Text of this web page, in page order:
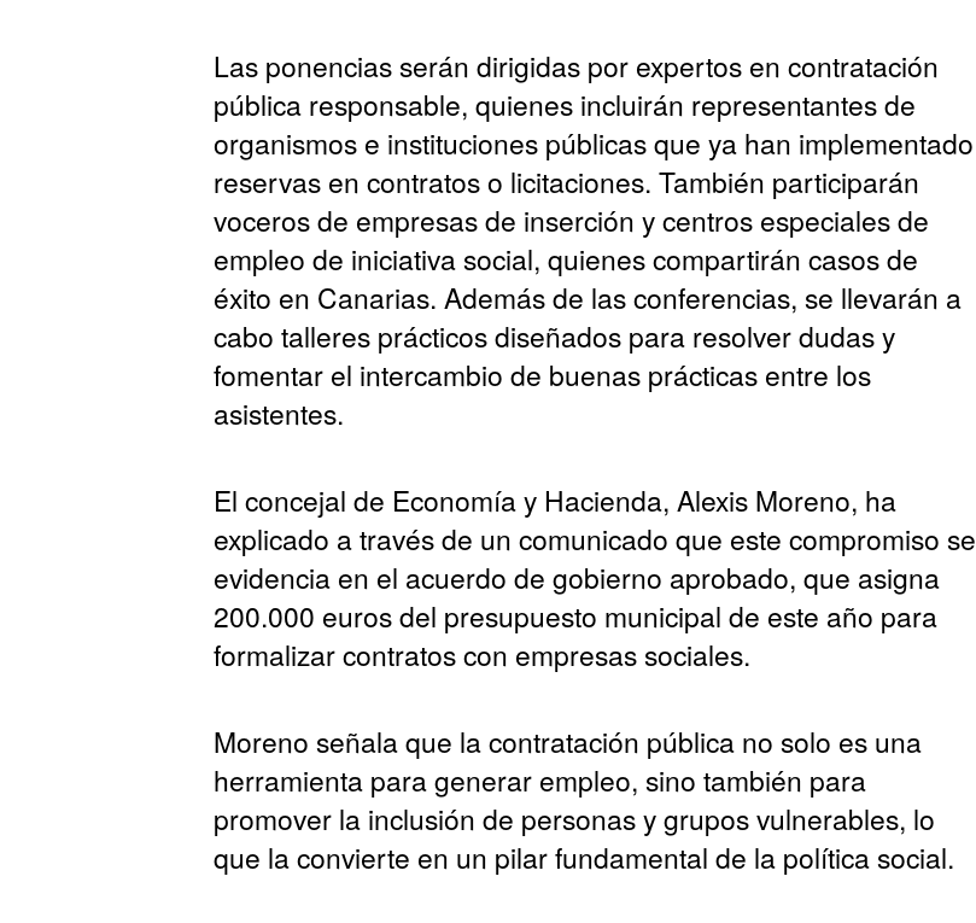
Las ponencias serán dirigidas por expertos en contratación
pública responsable, quienes incluirán representantes de
organismos e instituciones públicas que ya han implementado
reservas en contratos o licitaciones. También participarán
voceros de empresas de inserción y centros especiales de
empleo de iniciativa social, quienes compartirán casos de
éxito en Canarias. Además de las conferencias, se llevarán a
cabo talleres prácticos diseñados para resolver dudas y
fomentar el intercambio de buenas prácticas entre los
asistentes.
El concejal de Economía y Hacienda, Alexis Moreno, ha
explicado a través de un comunicado que este compromiso se
evidencia en el acuerdo de gobierno aprobado, que asigna
200.000 euros del presupuesto municipal de este año para
formalizar contratos con empresas sociales.
Moreno señala que la contratación pública no solo es una
herramienta para generar empleo, sino también para
promover la inclusión de personas y grupos vulnerables, lo
que la convierte en un pilar fundamental de la política social.